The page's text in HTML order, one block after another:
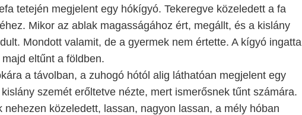
tetején megjelent egy hókígyó. Tekeregve közeledett a fa
Mikor az ablak magasságához ért, megállt, és a kislány
Mondott valamit, de a gyermek nem értette. A kígyó ingatta
eltűnt a földben.
a távolban, a zuhogó hótól alig láthatóan megjelent egy
kislány szemét erőltetve nézte, mert ismerősnek tűnt számára.
nehezen közeledett, lassan, nagyon lassan, a mély hóban